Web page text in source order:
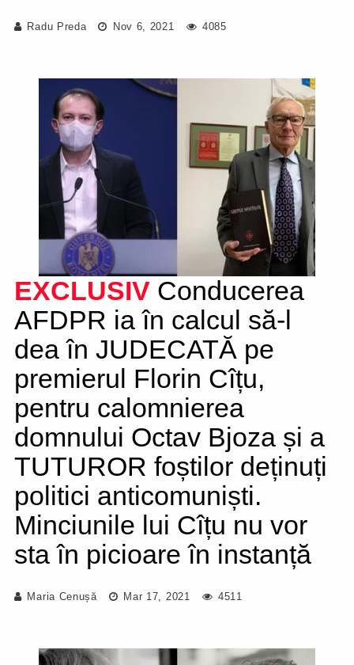
Radu Preda Nov 6, 2021 4085
EXCLUSIV Conducerea
AFDPR ia în calcul să-l
dea în JUDECATĂ pe
premierul Florin Cîțu,
pentru calomnierea
domnului Octav Bjoza și a
TUTUROR foștilor deținuți
politici anticomuniști.
Minciunile lui Cîțu nu vor
sta în picioare în instanță
Maria Cenușă Mar 17, 2021 4511